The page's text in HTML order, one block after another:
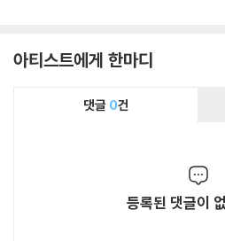
아티스트에게 한마디
댓글 0건
등록된 댓글이